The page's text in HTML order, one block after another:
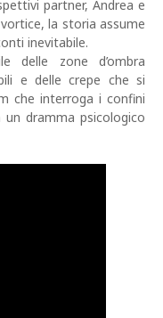
partner, Andrea e
la storia assume
inevitabile.
delle zone d’ombra
e delle crepe che si
che interroga i confini
dramma psicologico